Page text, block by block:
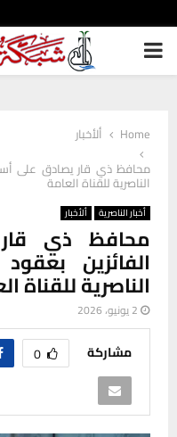
PRIMARY
Home
ألأخبار
محافظ ذي قار يصادق على
الناصرية للقناة العامة
أخبار الناصرية ألأخبار
محافظ ذي
الفائزين
الناصرية للقناة
2 يونيو، 2026
مشاركة 0